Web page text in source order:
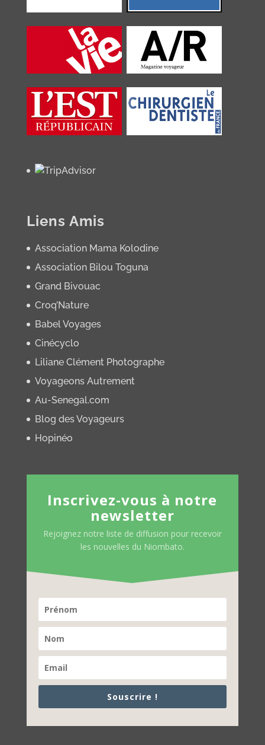
Liens Amis
Association Mama Kolodine
Association Bilou Toguna
Grand Bivouac
Croq’Nature
Babel Voyages
Cinécyclo
Liliane Clément Photographe
Voyageons Autrement
Au-Senegal.com
Blog des Voyageurs
Hopinéo
Inscrivez-vous à notre
newsletter
Rejoignez notre liste de diffusion pour recevoir
les nouvelles du Niombato.
Souscrire !